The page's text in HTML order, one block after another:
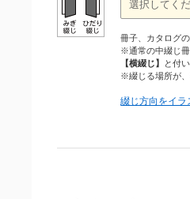
冊子、カタログ
※通常の中綴じ
【横綴じ】
と付
※綴じる場所が、
綴じ方向をイラ